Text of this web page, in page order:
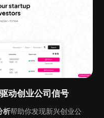
动创业公司信号
析帮助你发现新兴创业公